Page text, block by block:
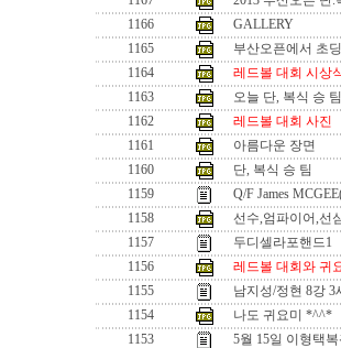
1166
GALLERY
1165
부산오픈에서 초
1164
레드볼 대회 시상
1163
오늘 단, 복식 승 팀
1162
레드볼 대회 사진
1161
아름다운 장면
1160
단, 복식 승 팀
1159
Q/F James
1158
선수,엄파이어,선
1157
두디셀라포핸드1
1156
레드볼 대회와 귀
1155
남지성/정현 8강 3
1154
나도 귀요미 *^^*
1153
5월 15일 이형택